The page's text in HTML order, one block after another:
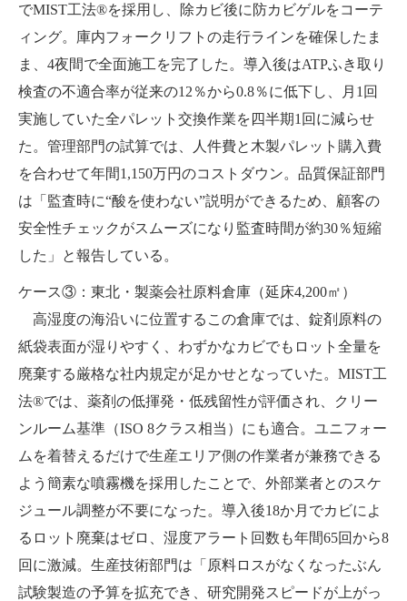
でMIST工法®を採用し、除カビ後に防カビゲルをコーテ
ィング。庫内フォークリフトの走行ラインを確保したま
ま、4夜間で全面施工を完了した。導入後はATPふき取り
検査の不適合率が従来の12％から0.8％に低下し、月1回
実施していた全パレット交換作業を四半期1回に減らせ
た。管理部門の試算では、人件費と木製パレット購入費
を合わせて年間1,150万円のコストダウン。品質保証部門
は「監査時に“酸を使わない”説明ができるため、顧客の
安全性チェックがスムーズになり監査時間が約30％短縮
した」と報告している。
ケース③：東北・製薬会社原料倉庫（延床4,200㎡）
高湿度の海沿いに位置するこの倉庫では、錠剤原料の
紙袋表面が湿りやすく、わずかなカビでもロット全量を
廃棄する厳格な社内規定が足かせとなっていた。MIST工
法®では、薬剤の低揮発・低残留性が評価され、クリー
ンルーム基準（ISO 8クラス相当）にも適合。ユニフォー
ムを着替えるだけで生産エリア側の作業者が兼務できる
よう簡素な噴霧機を採用したことで、外部業者とのスケ
ジュール調整が不要になった。導入後18か月でカビによ
るロット廃棄はゼロ、湿度アラート回数も年間65回から8
回に激減。生産技術部門は「原料ロスがなくなったぶん
試験製造の予算を拡充でき、研究開発スピードが上がっ